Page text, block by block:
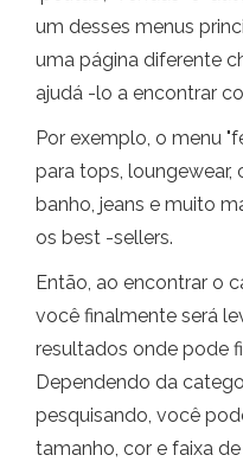
um desses menus
uma página diferente
ajudá -lo a encontrar
Por exemplo, o menu
para tops, loungewear,
banho, jeans e muito
os best -sellers.
Então, ao encontrar o
você finalmente será
resultados onde pode
Dependendo da
pesquisando, você
tamanho, cor e faixa